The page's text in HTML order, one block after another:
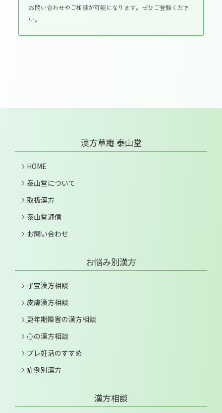
お問い合わせやご相談が可能になります。ぜひご登録くださ
い。
漢方草庵 泰山堂
HOME
泰山堂について
取扱漢方
泰山堂通信
お問い合わせ
お悩み別漢方
子宝漢方相談
皮膚漢方相談
更年期障害の漢方相談
心の漢方相談
プレ妊活のすすめ
症例別漢方
漢方相談